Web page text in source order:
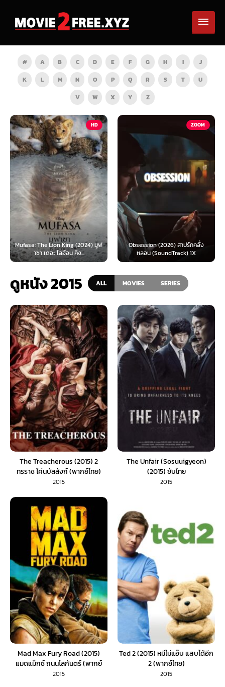
# A B C D E F G H I
J
K
L M N O P Q R S T
U
V
W X Y Z
ZOOM
Obsession (2026) สาปรักคลั่ง
หลอน (SoundTrack) 1X
HD
Survive (2024) ต้องรอด (พากย์
ไทย)
ดูหนัง 2015 ALL MOVIES SERIES
The Treacherous (2015) 2
ทรราช โค่นบัลลังก์ (พากย์ไทย)
2015
The Unfair (Sosuuigyeon)
(2015) ซับไทย
2015
Mad Max Fury Road (2015)
แมดแม็กซ์ ถนนโลกันตร์ (พากย์
ไทย)
2015
Ted 2 (2015) หมีไม่แอ๊บ แสบได้อีก
2 (พากย์ไทย)
2015